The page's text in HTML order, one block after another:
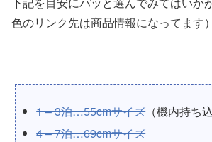
色のリンク先は商品情報になってます）
1 – 3泊…55cmサイズ（機内持ち
4 – 7泊…69cmサイズ